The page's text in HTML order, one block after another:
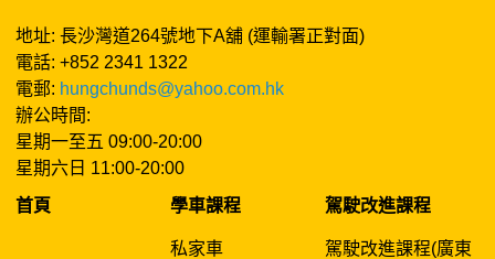
地址: 長沙灣道264號地下A舖 (運輸署正對面)
電話: +852 2341 1322
電郵: hungchunds@yahoo.com.hk
辦公時間:
星期一至五 09:00-20:00
星期六日 11:00-20:00
首頁
學車課程
私家車
駕駛改進課程
駕駛改進課程(廣東